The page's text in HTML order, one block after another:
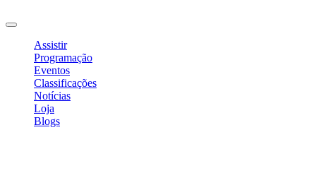
Assistir
Programação
Eventos
Classificações
Notícias
Loja
Blogs